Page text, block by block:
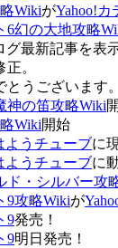
WikiがYahoo!カ
6幻の大地攻略
最新記事を表示
正。
うございます
神の笛攻略Wiki
Wiki開始
ようチューブに
ようチューブに
・シルバー攻
9攻略Wikiが
9発売！
9明日発売！